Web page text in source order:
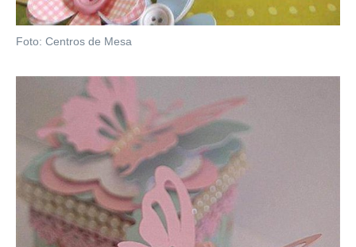
Foto: Centros de Mesa